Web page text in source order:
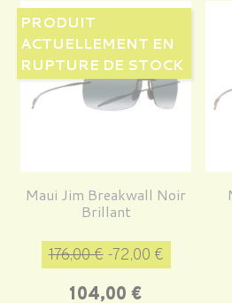
Maui Jim Breakwall Noir
Brillant
Prix de base
176,00 €-72,00 €
104,00 €
PRODUIT
ACTUELLEMENT EN
RUPTURE DE STOCK